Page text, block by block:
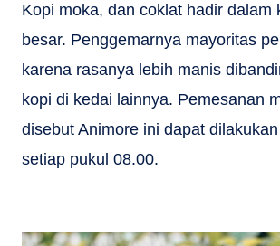
Kopi moka, dan coklat hadir dalam
besar. Penggemarnya mayoritas
karena rasanya lebih manis
kopi di kedai lainnya. Pemesanan
disebut Animore ini dapat
setiap pukul 08.00.